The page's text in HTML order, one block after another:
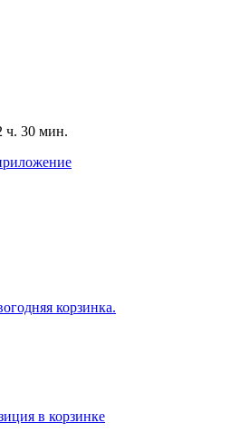
ч. 30 мин.
корзинка.
в корзинке